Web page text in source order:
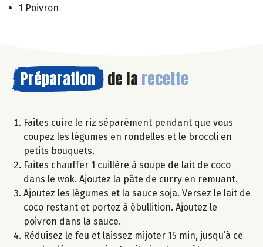
1 Poivron
Préparation de la recette
Faites cuire le riz séparément pendant que vous
coupez les légumes en rondelles et le brocoli en
petits bouquets.
Faites chauffer 1 cuillère à soupe de lait de coco
dans le wok. Ajoutez la pâte de curry en remuant.
Ajoutez les légumes et la sauce soja. Versez le lait de
coco restant et portez à ébullition. Ajoutez le
poivron dans la sauce.
Réduisez le feu et laissez mijoter 15 min, jusqu’à ce